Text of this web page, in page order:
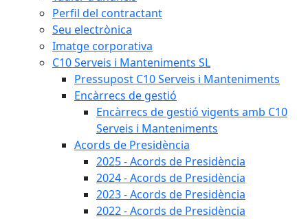
Perfil del contractant
Seu electrònica
Imatge corporativa
C10 Serveis i Manteniments SL
Pressupost C10 Serveis i Manteniments
Encàrrecs de gestió
Encàrrecs de gestió vigents amb C10
Serveis i Manteniments
Acords de Presidència
2025 - Acords de Presidència
2024 - Acords de Presidència
2023 - Acords de Presidència
2022 - Acords de Presidència